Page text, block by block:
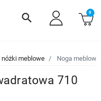
search 0
nóżki meblowe Noga
710